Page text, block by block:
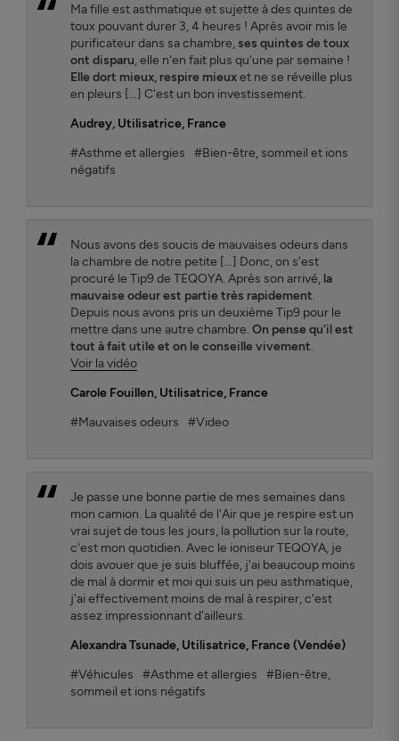
Ma fille est asthmatique et sujette à des quintes de
toux pouvant durer 3, 4 heures ! Après avoir mis le
purificateur dans sa chambre,ses quintes de toux
ont disparu, elle n'en fait plus qu'une par semaine !
Elle dort mieux, respire mieuxet ne se réveille plus
en pleurs [...] C'est un bon investissement.
Audrey, Utilisatrice, France
#Asthme et allergies
#Bien-être, sommeil et ions
négatifs
Nous avons des soucis de mauvaises odeurs dans
la chambre de notre petite [...] Donc, on s'est
procuré le Tip9 de TEQOYA. Après son arrivé, la
mauvaise odeur est partie très rapidement.
Depuis nous avons pris un deuxième Tip9 pour le
mettre dans une autre chambre. On pense qu'il est
tout à fait utile et on le conseille vivement.
Voir la vidéo
Carole Fouillen, Utilisatrice, France
#Mauvaises odeurs
#Video
Je passe une bonne partie de mes semaines dans
mon camion. La qualité de l'Air que je respire est un
vrai sujet de tous les jours, la pollution sur la route,
c'est mon quotidien. Avec le ioniseur TEQOYA, je
dois avouer que je suis bluffée, j'ai beaucoup moins
de mal à dormir et moi qui suis un peu asthmatique,
j'ai effectivement moins de mal à respirer, c'est
assez impressionnant d'ailleurs.
Alexandra Tsunade, Utilisatrice, France (Vendée)
#Véhicules
#Asthme et allergies
#Bien-être,
sommeil et ions négatifs